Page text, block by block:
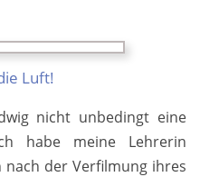
Luft!
nicht unbedingt eine
habe meine Lehrerin
der Verfilmung ihres